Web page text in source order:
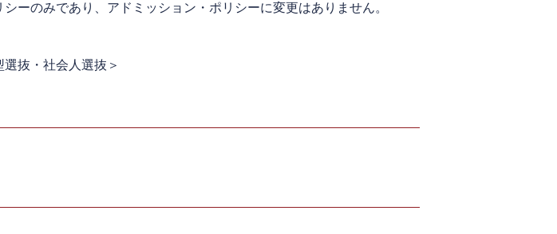
ーのみであり、アドミッション・ポリシーに変更はありません。
抜・社会人選抜＞